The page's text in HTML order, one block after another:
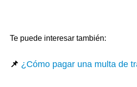
Te puede interesar también:
📌 ¿Cómo pagar una multa de